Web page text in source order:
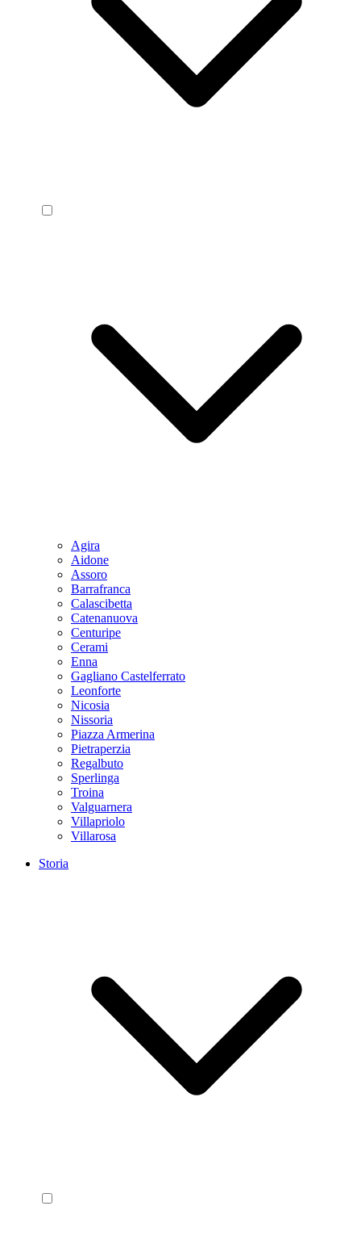
Agira
Aidone
Assoro
Barrafranca
Calascibetta
Catenanuova
Centuripe
Cerami
Enna
Gagliano Castelferrato
Leonforte
Nicosia
Nissoria
Piazza Armerina
Pietraperzia
Regalbuto
Sperlinga
Troina
Valguarnera
Villapriolo
Villarosa
Storia